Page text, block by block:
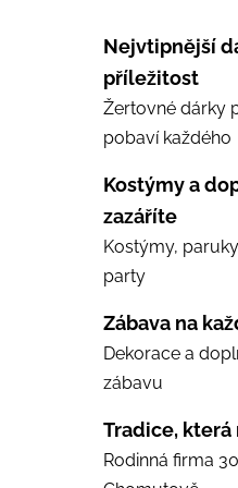
Nejvtipnější
příležitost
Žertovné dárky
pobaví každého
Kostýmy a
zazáříte
Kostýmy,
party
Zábava na
Dekorace a
zábavu
Tradice, která
Rodinná firma